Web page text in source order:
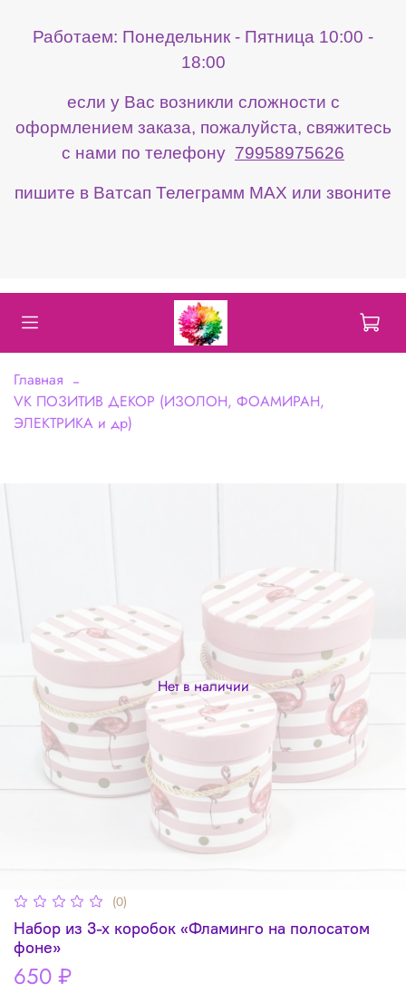
Работаем: Понедельник - Пятница 10:00 -
18:00
если у Вас возникли сложности с
оформлением заказа, пожалуйста, свяжитесь
с нами по телефону 79958975626
пишите в Ватсап Телеграмм МАХ или звоните
Главная
VK ПОЗИТИВ ДЕКОР (ИЗОЛОН, ФОАМИРАН,
ЭЛЕКТРИКА и др)
Нет в наличии
(0)
Набор из 3-х коробок «Фламинго на полосатом
фоне»
650 ₽